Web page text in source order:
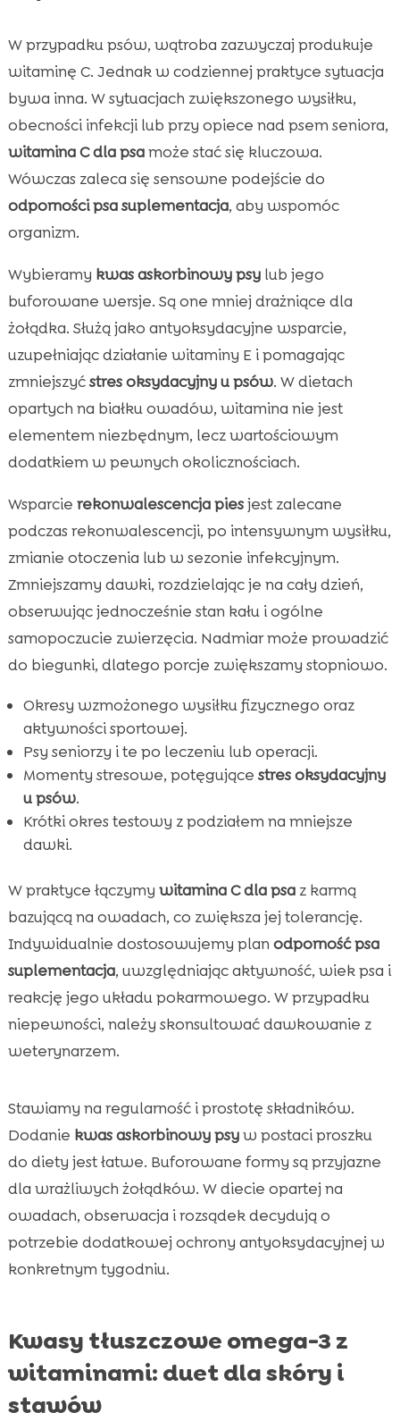
W przypadku psów, wątroba zazwyczaj produkuje
witaminę C. Jednak w codziennej praktyce sytuacja
bywa inna. W sytuacjach zwiększonego wysiłku,
obecności infekcji lub przy opiece nad psem seniora,
witamina C dla psamoże stać się kluczowa.
Wówczas zaleca się sensowne podejście do
odporności psa suplementacja, aby wspomóc
organizm.
Wybieramy kwas askorbinowy psylub jego
buforowane wersje. Są one mniej drażniące dla
żołądka. Służą jako antyoksydacyjne wsparcie,
uzupełniając działanie witaminy E i pomagając
zmniejszyćstres oksydacyjny u psów. W dietach
opartych na białku owadów, witamina nie jest
elementem niezbędnym, lecz wartościowym
dodatkiem w pewnych okolicznościach.
Wsparcie rekonwalescencja piesjest zalecane
podczas rekonwalescencji, po intensywnym wysiłku,
zmianie otoczenia lub w sezonie infekcyjnym.
Zmniejszamy dawki, rozdzielając je na cały dzień,
obserwując jednocześnie stan kału i ogólne
samopoczucie zwierzęcia. Nadmiar może prowadzić
do biegunki, dlatego porcje zwiększamy stopniowo.
Okresy wzmożonego wysiłku fizycznego oraz
aktywności sportowej.
Psy seniorzy i te po leczeniu lub operacji.
Momenty stresowe, potęgujące stres oksydacyjny
u psów.
Krótki okres testowy z podziałem na mniejsze
dawki.
W praktyce łączymy witamina C dla psaz karmą
bazującą na owadach, co zwiększa jej tolerancję.
Indywidualnie dostosowujemy plan odporność psa
suplementacja, uwzględniając aktywność, wiek psa i
reakcję jego układu pokarmowego. W przypadku
niepewności, należy skonsultować dawkowanie z
weterynarzem.
Stawiamy na regularność i prostotę składników.
Dodanie kwas askorbinowy psyw postaci proszku
do diety jest łatwe. Buforowane formy są przyjazne
dla wrażliwych żołądków. W diecie opartej na
owadach, obserwacja i rozsądek decydują o
potrzebie dodatkowej ochrony antyoksydacyjnej w
konkretnym tygodniu.
Kwasy tłuszczowe omega-3 z
witaminami: duet dla skóry i
stawów